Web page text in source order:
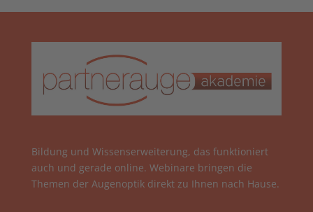
Bildung und Wissenserweiterung, das funktioniert
auch und gerade online. Webinare bringen die
Themen der Augenoptik direkt zu Ihnen nach Hause.